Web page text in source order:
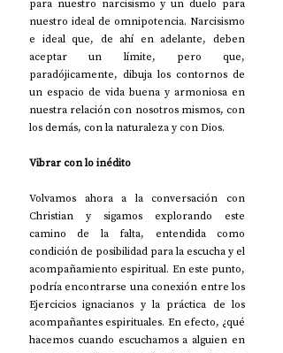
para nuestro narcisismo y un duelo para
nuestro ideal de omnipotencia. Narcisismo
e ideal que, de ahí en adelante, deben
aceptar un límite, pero que,
paradójicamente, dibuja los contornos de
un espacio de vida buena y armoniosa en
nuestra relación con nosotros mismos, con
los demás, con la naturaleza y con Dios.
Vibrar con lo inédito
Volvamos ahora a la conversación con
Christian y sigamos explorando este
camino de la falta, entendida como
condición de posibilidad para la escucha y el
acompañamiento espiritual. En este punto,
podría encontrarse una conexión entre los
Ejercicios ignacianos y la práctica de los
acompañantes espirituales. En efecto, ¿qué
hacemos cuando escuchamos a alguien en